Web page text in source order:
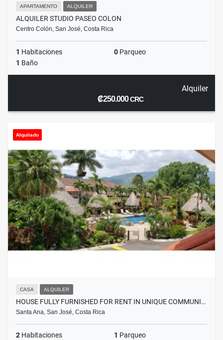
APARTAMENTO ALQUILER
ALQUILER STUDIO PASEO COLON
Centro Colón, San José, Costa Rica
1 Habitaciones 0 Parqueo
1 Baño
Alquiler
₡250.000CRC
Alquilado
CASA ALQUILER
HOUSE FULLY FURNISHED FOR RENT IN UNIQUE COMMUNI…
Santa Ana, San José, Costa Rica
2 Habitaciones 1 Parqueo